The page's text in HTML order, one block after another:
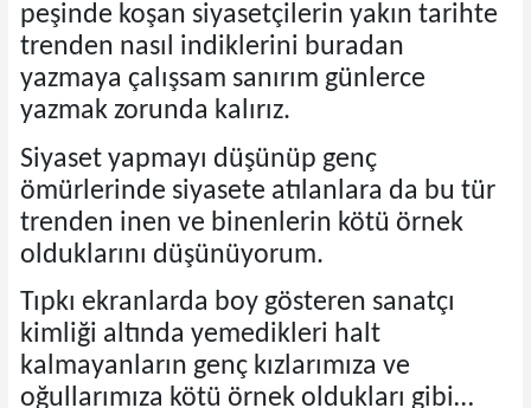
peşinde koşan siyasetçilerin yakın tarihte
trenden nasıl indiklerini buradan
yazmaya çalışsam sanırım günlerce
yazmak zorunda kalırız.
Siyaset yapmayı düşünüp genç
ömürlerinde siyasete atılanlara da bu tür
trenden inen ve binenlerin kötü örnek
olduklarını düşünüyorum.
Tıpkı ekranlarda boy gösteren sanatçı
kimliği altında yemedikleri halt
kalmayanların genç kızlarımıza ve
oğullarımıza kötü örnek oldukları gibi…